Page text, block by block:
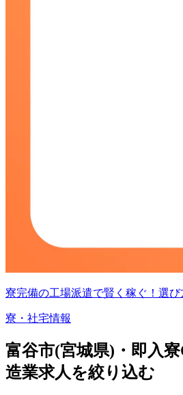
寮完備の工場派遣で賢く稼ぐ！選
寮・社宅情報
富谷市(宮城県)・即入
造業求人を絞り込む